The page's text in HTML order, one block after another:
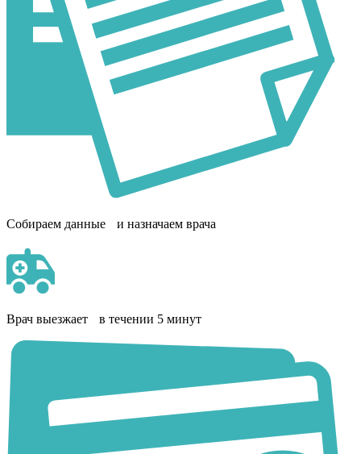
Собираем данные и назначаем врача
Врач выезжает в течении 5 минут